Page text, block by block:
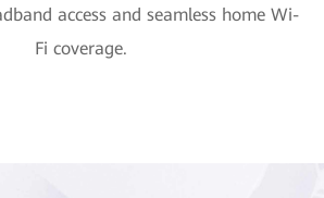
access and seamless home Wi-
Fi coverage.